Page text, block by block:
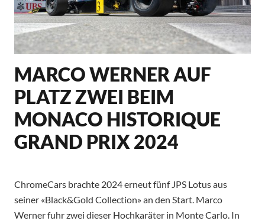
MARCO WERNER AUF
PLATZ ZWEI BEIM
MONACO HISTORIQUE
GRAND PRIX 2024
ChromeCars brachte 2024 erneut fünf JPS Lotus aus
seiner «Black&Gold Collection» an den Start. Marco
Werner fuhr zwei dieser Hochkaräter in Monte Carlo. In